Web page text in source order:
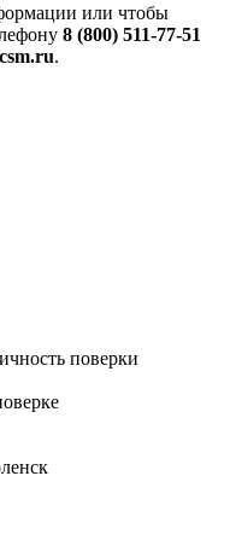
или чтобы
8 (800) 511-77-51
.
поверки